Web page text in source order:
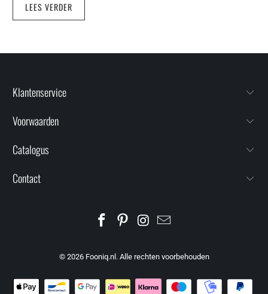
LEES VERDER
Klantenservice
Voorwaarden
Catalogus
Contact
© 2026 Fooniq.nl . Alle rechten voorbehouden